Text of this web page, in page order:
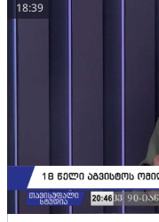
18:39